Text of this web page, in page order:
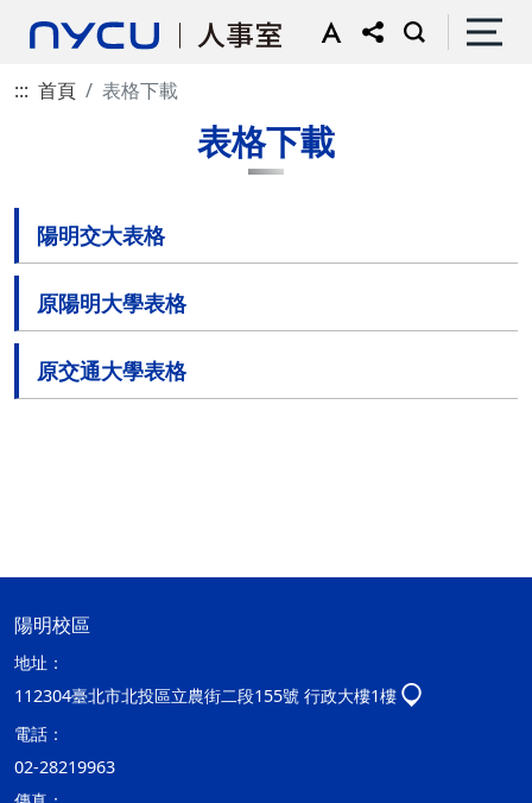
::: 首頁 表格下載
表格下載
陽明交大表格
原陽明大學表格
原交通大學表格
陽明校區
地址：
112304臺北市北投區立農街二段155號 行政大樓1樓
電話：
02-28219963